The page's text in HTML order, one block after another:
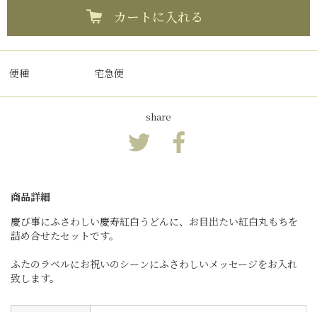
カートに入れる
便種 宅急便
share
商品詳細
慶び事にふさわしい慶寿紅白うどんに、お目出たい紅白丸もちを
詰め合せたセットです。
ふたのラベルにお祝いのシーンにふさわしいメッセージをお入れ
致します。